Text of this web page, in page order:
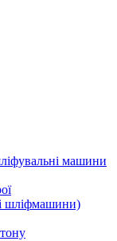
машини
шліфмашини)